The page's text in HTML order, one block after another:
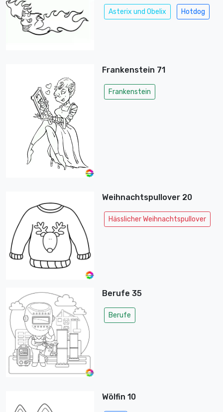
Asterix und Obelix Hotdog
Frankenstein 71
Frankenstein
Weihnachtspullover 20
Hässlicher Weihnachtspullover
Berufe 35
Berufe
Wölfin 10